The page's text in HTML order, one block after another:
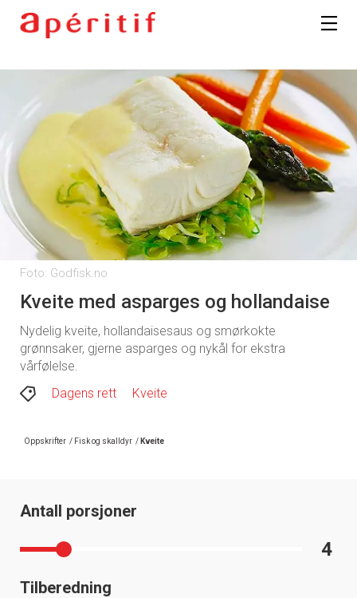
Foto: Godfisk.no
Kveite med asparges og hollandaise
Nydelig kveite, hollandaisesaus og smørkokte
grønnsaker, gjerne asparges og nykål for ekstra
vårfølelse.
Dagens rett
Kveite
Oppskrifter / Fisk og skalldyr / Kveite
Antall porsjoner
4
Tilberedning